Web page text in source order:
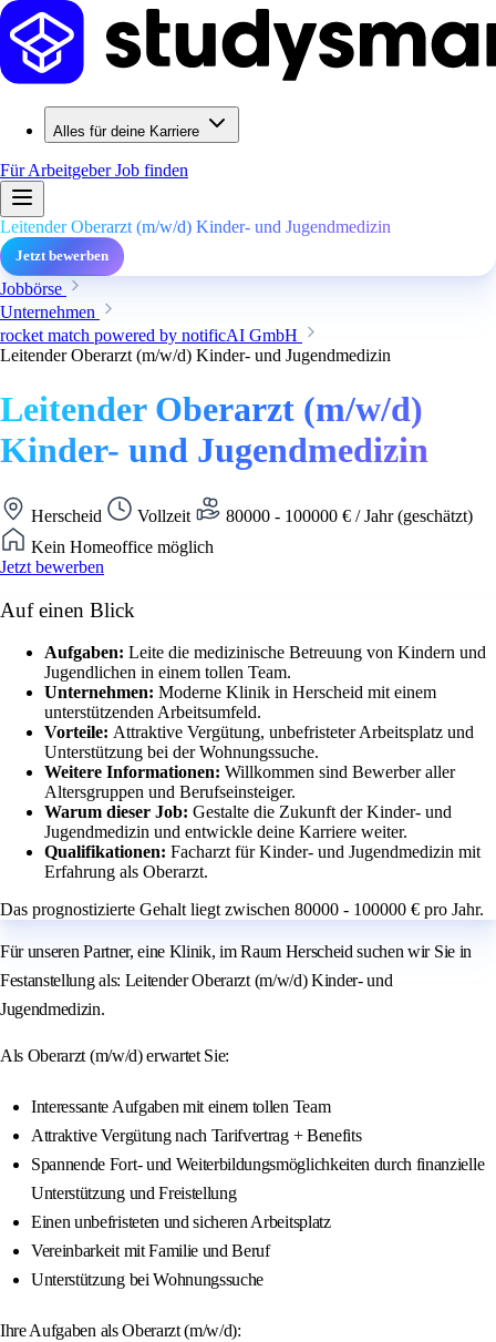
Alles für deine Karriere
Für ArbeitgeberJob finden
Leitender Oberarzt (m/w/d) Kinder- und Jugendmedizin
Jetzt bewerben
Jobbörse
Unternehmen
rocket match powered by notificAI GmbH
Leitender Oberarzt (m/w/d) Kinder- und Jugendmedizin
Leitender Oberarzt (m/w/d)
Kinder- und Jugendmedizin
Herscheid Vollzeit
80000 - 100000 € / Jahr (geschätzt)
Kein Homeoffice möglich
Jetzt bewerben
Auf einen Blick
Aufgaben: Leite die medizinische Betreuung von Kindern und
Jugendlichen in einem tollen Team.
Unternehmen: Moderne Klinik in Herscheid mit einem
unterstützenden Arbeitsumfeld.
Vorteile: Attraktive Vergütung, unbefristeter Arbeitsplatz und
Unterstützung bei der Wohnungssuche.
Weitere Informationen: Willkommen sind Bewerber aller
Altersgruppen und Berufseinsteiger.
Warum dieser Job: Gestalte die Zukunft der Kinder- und
Jugendmedizin und entwickle deine Karriere weiter.
Qualifikationen: Facharzt für Kinder- und Jugendmedizin mit
Erfahrung als Oberarzt.
Das prognostizierte Gehalt liegt zwischen 80000 - 100000 € pro Jahr.
Für unseren Partner, eine Klinik, im Raum Herscheid suchen wir Sie in
Festanstellung als: Leitender Oberarzt (m/w/d) Kinder- und
Jugendmedizin.
Als Oberarzt (m/w/d) erwartet Sie:
Interessante Aufgaben mit einem tollen Team
Attraktive Vergütung nach Tarifvertrag + Benefits
Spannende Fort- und Weiterbildungsmöglichkeiten durch finanzielle
Unterstützung und Freistellung
Einen unbefristeten und sicheren Arbeitsplatz
Vereinbarkeit mit Familie und Beruf
Unterstützung bei Wohnungssuche
Ihre Aufgaben als Oberarzt (m/w/d):